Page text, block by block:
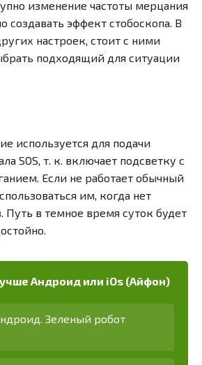
изменение частоты мерцания
создавать эффект стобоскопа. В
настроек, стоит с ними
подходящий для ситуации
используется для подачи
SOS, т. к. включает подсветку с
Если не работает обычный
им, когда нет
Путь в темное время суток будет
Андроид или iOs (Айфон)
Зеленый робот